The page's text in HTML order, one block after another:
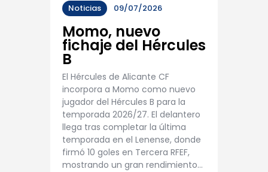
Noticias 09/07/2026
Momo, nuevo
fichaje del Hércules
B
El Hércules de Alicante CF
incorpora a Momo como nuevo
jugador del Hércules B para la
temporada 2026/27. El delantero
llega tras completar la última
temporada en el Lenense, donde
firmó 10 goles en Tercera RFEF,
mostrando un gran rendimiento…